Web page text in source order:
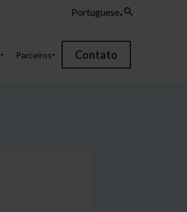
Portuguese
Parceiros Contato